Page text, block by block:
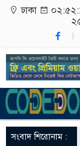
ঢাকা
সংবাদ শিরোনাম :